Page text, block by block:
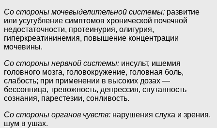
Со стороны мочевыделительной системы: развитие
или усугубление симптомов хронической почечной
недостаточности, протеинурия, олигурия,
гиперкреатининемия, повышение концентрации
мочевины.
Со стороны нервной системы: инсульт, ишемия
головного мозга, головокружение, головная боль,
слабость; при применении в высоких дозах —
бессонница, тревожность, депрессия, спутанность
сознания, парестезии, сонливость.
Со стороны органов чувств: нарушения слуха и зрения,
шум в ушах.